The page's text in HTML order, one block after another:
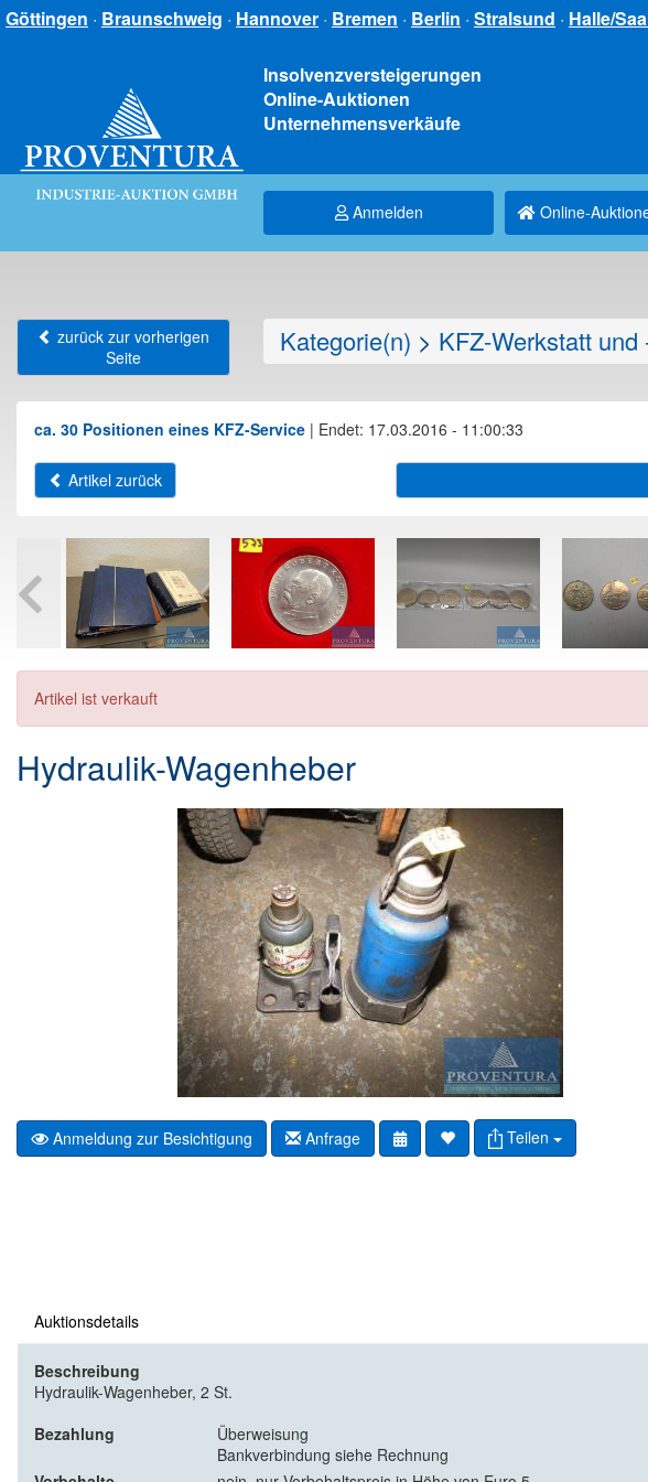
Göttingen · Braunschweig · Hannover · Bremen · Berlin · Stralsund · Halle/
Insolvenzversteigerungen
Online-Auktionen
Unternehmensverkäufe
Anmelden Online-
zurück zur vorherigen
Seite
Kategorie(n) > KFZ-Werkstatt und
ca. 30 Positionen eines KFZ-Service | Endet: 17.03.2016 - 11:00:33
Artikel zurück
Artikel ist verkauft
Hydraulik-Wagenheber
Anmeldung zur Besichtigung Anfrage Teilen
Auktionsdetails
Beschreibung
Hydraulik-Wagenheber, 2 St.
Bezahlung
Überweisung
Bankverbindung siehe Rechnung